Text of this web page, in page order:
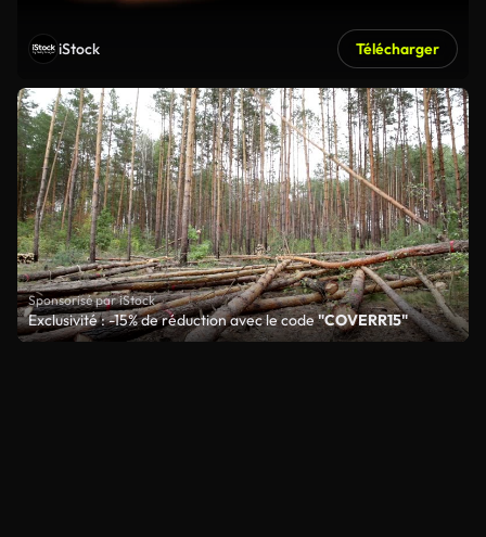
iStock Télécharger
Sponsorisé par iStock
Exclusivité : -15% de réduction avec le code"COVERR15"